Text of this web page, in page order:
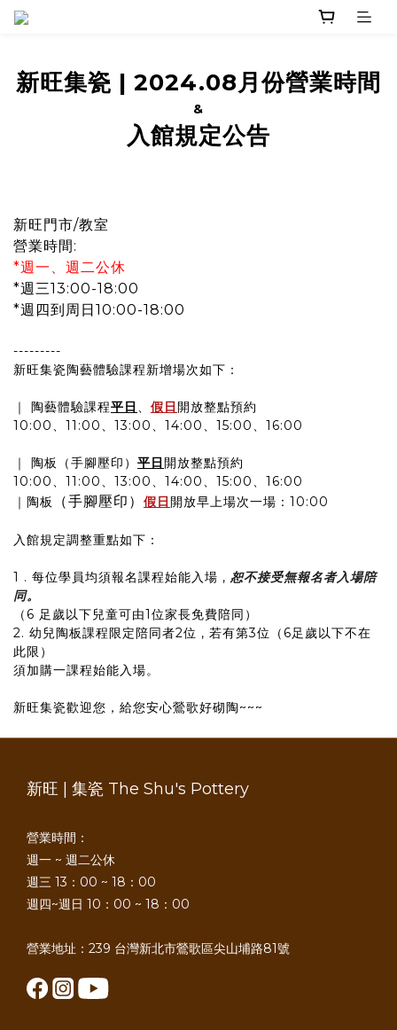
新旺集瓷 | 2024.08月份營業時間
&
入館規定公告
新旺門市/教室
營業時間:
*週一、週二公休
*週三13:00-18:00
*週四到周日10:00-18:00
---------
新旺集瓷陶藝體驗課程新增場次如下：
｜ 陶藝體驗課程平日 、 假日開放整點預約
10:00、11:00、13:00、14:00、15:00、16:00
｜ 陶板（手腳壓印） 平日開放整點預約
10:00、11:00、13:00、14:00、15:00、16:00
｜陶板
（手腳壓印） 假日開放早上場次一場：10:00
入館規定調整重點如下：
1 . 每位學員均須報名課程始能入場 , 恕不接受無報名者入場陪
同。
（6 足歲以下兒童可由1位家長免費陪同）
2. 幼兒陶板課程限定陪同者2位 , 若有第3位（6足歲以下不在
此限）
須加購一課程始能入場。
新旺集瓷歡迎您，給您安心鶯歌好砌陶~~~
新旺 | 集瓷 The Shu's Pottery
營業時間：
週一 ~ 週二公休
週三 13：00 ~ 18：00
週四~週日 10：00 ~ 18：00
營業地址：239 台灣新北市鶯歌區尖山埔路81號